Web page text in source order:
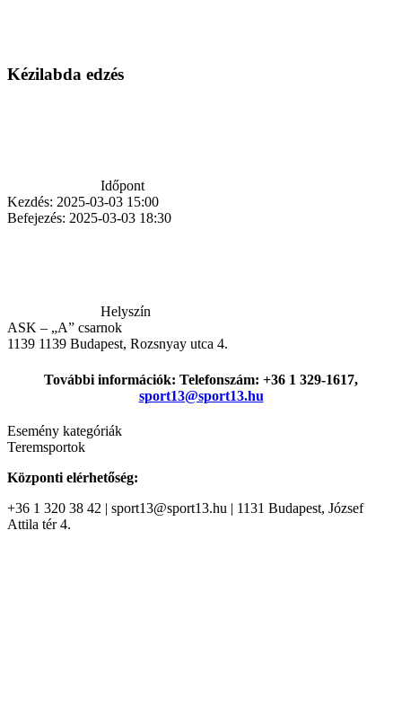
Kézilabda edzés
Időpont
Kezdés: 2025-03-03 15:00
Befejezés: 2025-03-03 18:30
Helyszín
ASK – „A” csarnok
1139 1139 Budapest, Rozsnyay utca 4.
További információk: Telefonszám: +36 1 329-1617,
sport13@sport13.hu
Esemény kategóriák
Teremsportok
Központi elérhetőség:
+36 1 320 38 42 | sport13@sport13.hu | 1131 Budapest, József
Attila tér 4.